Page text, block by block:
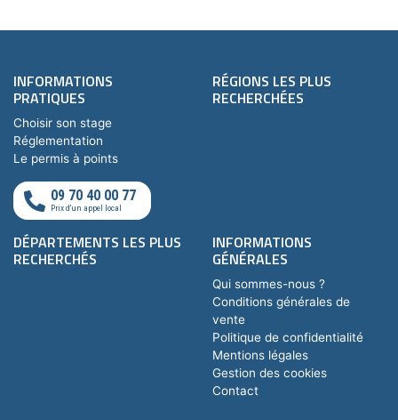
INFORMATIONS
PRATIQUES
Choisir son stage
Réglementation
Le permis à points
09 70 40 00 77
Prix d'un appel local
RÉGIONS LES PLUS
RECHERCHÉES
DÉPARTEMENTS LES PLUS
RECHERCHÉS
INFORMATIONS
GÉNÉRALES
Qui sommes-nous ?
Conditions générales de
vente
Politique de confidentialité
Mentions légales
Gestion des cookies
Contact